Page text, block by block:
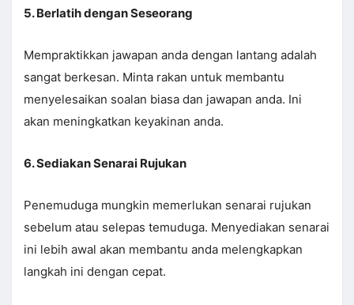
5. Berlatih dengan Seseorang
Mempraktikkan jawapan anda dengan lantang adalah
sangat berkesan. Minta rakan untuk membantu
menyelesaikan soalan biasa dan jawapan anda. Ini
akan meningkatkan keyakinan anda.
6. Sediakan Senarai Rujukan
Penemuduga mungkin memerlukan senarai rujukan
sebelum atau selepas temuduga. Menyediakan senarai
ini lebih awal akan membantu anda melengkapkan
langkah ini dengan cepat.